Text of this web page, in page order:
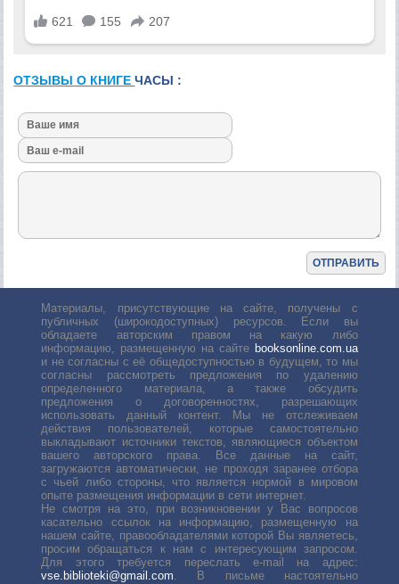
ОТЗЫВЫ О КНИГЕЧАСЫ :
Материалы, присутствующие на сайте, получены с
публичных (широкодоступных) ресурсов. Если вы
обладаете авторским правом на какую либо
информацию, размещенную на сайте booksonline.com.ua
и не согласны с её общедоступностью в будущем, то мы
согласны рассмотреть предложения по удалению
определенного материала, а также обсудить
предложения о договоренностях, разрешающих
использовать данный контент. Мы не отслеживаем
действия пользователей, которые самостоятельно
выкладывают источники текстов, являющиеся объектом
вашего авторского права. Все данные на сайт,
загружаются автоматически, не проходя заранее отбора
с чьей либо стороны, что является нормой в мировом
опыте размещения информации в сети интернет.
Не смотря на это, при возникновении у Вас вопросов
касательно ссылок на информацию, размещенную на
нашем сайте, правообладателями которой Вы являетесь,
просим обращаться к нам с интересующим запросом.
Для этого требуется переслать е-mail на адрес:
vse.biblioteki@gmail.com. В письме настоятельно